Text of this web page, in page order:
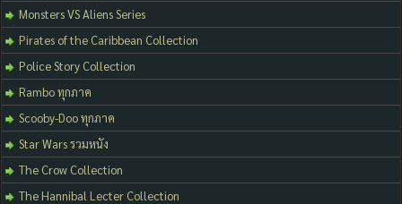
Monsters VS Aliens Series
Pirates of the Caribbean Collection
Police Story Collection
Rambo ทุกภาค
Scooby-Doo ทุกภาค
Star Wars รวมหนัง
The Crow Collection
The Hannibal Lecter Collection